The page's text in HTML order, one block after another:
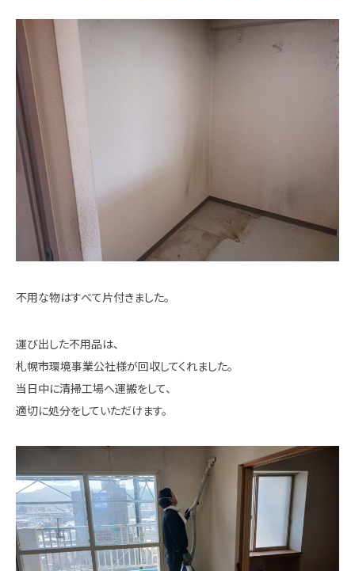
不用な物はすべて片付きました。
運び出した不用品は、
札幌市環境事業公社様が回収してくれました。
当日中に清掃工場へ運搬をして、
適切に処分をしていただけます。